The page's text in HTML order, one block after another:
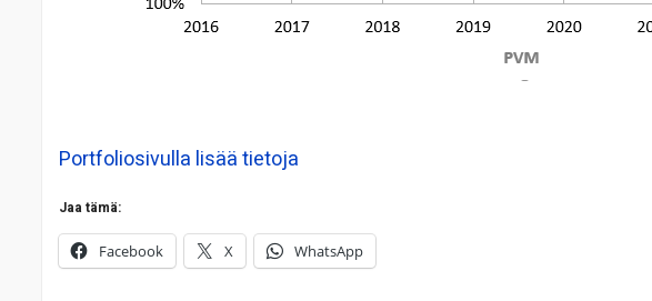
Portfoliosivulla lisää tietoja
Jaa tämä:
Facebook X WhatsApp